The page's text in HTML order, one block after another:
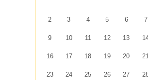
2 3 4 5 6 7
9 10 11 12 13
16 17 18 19 20
23 24 25 26 27